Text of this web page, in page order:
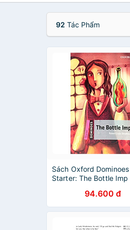
92 Tác Phẩm
Sách Oxford Dominoes
Starter: The Bottle Imp
94.600 đ